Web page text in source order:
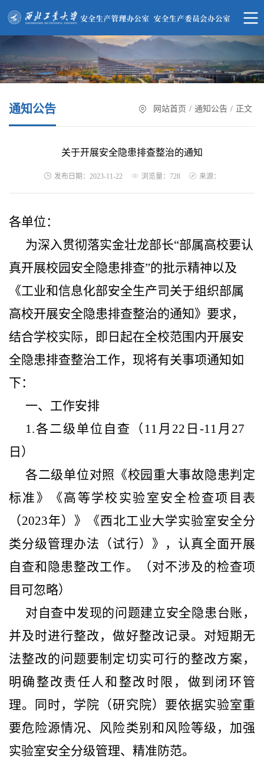
通知公告 网站首页 / 通知公告 / 正文
关于开展安全隐患排查整治的通知
发布日期：2023-11-22 浏览量： 728 来源：
各单位：
为深入贯彻落实金壮龙部长“部属高校要认
真开展校园安全隐患排查”的批示精神以及
《工业和信息化部安全生产司关于组织部属
高校开展安全隐患排查整治的通知》要求，
结合学校实际，即日起在全校范围内开展安
全隐患排查整治工作，现将有关事项通知如
下：
一、工作安排
1.各二级单位自查（11月22日-11月27
日）
各二级单位对照《校园重大事故隐患判定
标准》《高等学校实验室安全检查项目表
（2023年）》《西北工业大学实验室安全分
类分级管理办法（试行）》，认真全面开展
自查和隐患整改工作。（对不涉及的检查项
目可忽略）
对自查中发现的问题建立安全隐患台账，
并及时进行整改，做好整改记录。对短期无
法整改的问题要制定切实可行的整改方案，
明确整改责任人和整改时限，做到闭环管
理。同时，学院（研究院）要依据实验室重
要危险源情况、风险类别和风险等级，加强
实验室安全分级管理、精准防范。